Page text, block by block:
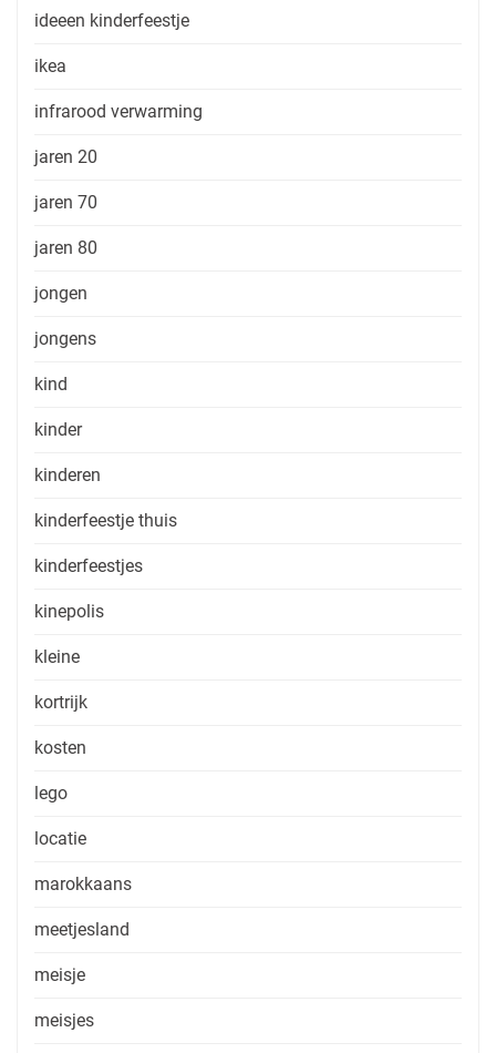
ideeen kinderfeestje
ikea
infrarood verwarming
jaren 20
jaren 70
jaren 80
jongen
jongens
kind
kinder
kinderen
kinderfeestje thuis
kinderfeestjes
kinepolis
kleine
kortrijk
kosten
lego
locatie
marokkaans
meetjesland
meisje
meisjes